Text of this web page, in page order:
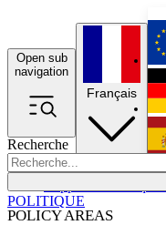
Open sub
navigation
Recherche
POLICY AREAS
Français
POLITIQUE